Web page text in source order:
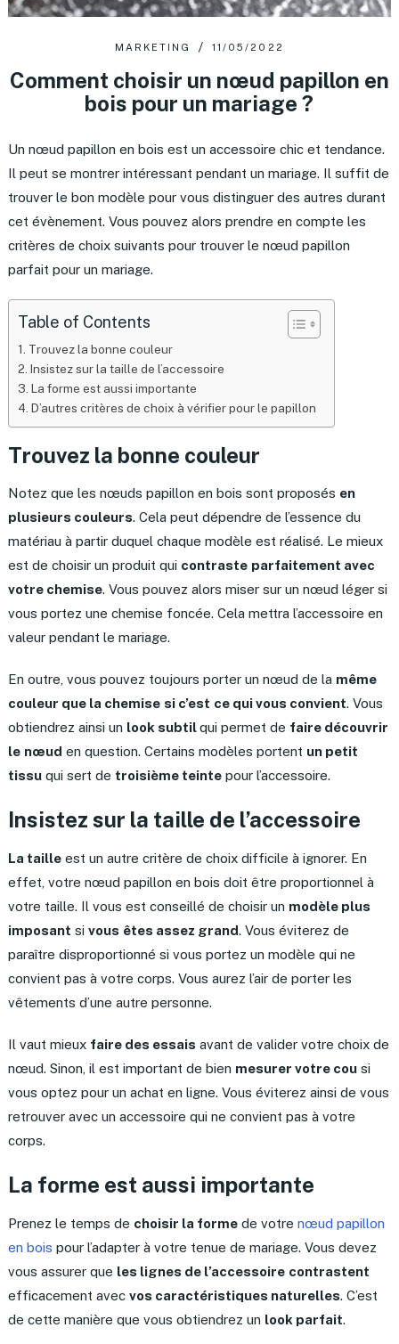
MARKETING 11/05/2022
Comment choisir un nœud papillon en
bois pour un mariage ?
Un nœud papillon en bois est un accessoire chic et tendance.
Il peut se montrer intéressant pendant un mariage. Il suffit de
trouver le bon modèle pour vous distinguer des autres durant
cet évènement. Vous pouvez alors prendre en compte les
critères de choix suivants pour trouver le nœud papillon
parfait pour un mariage.
Table of Contents
Trouvez la bonne couleur
Insistez sur la taille de l’accessoire
La forme est aussi importante
D’autres critères de choix à vérifier pour le papillon
Trouvez la bonne couleur
Notez que les nœuds papillon en bois sont proposés en
plusieurs couleurs. Cela peut dépendre de l’essence du
matériau à partir duquel chaque modèle est réalisé. Le mieux
est de choisir un produit qui contraste parfaitement avec
votre chemise. Vous pouvez alors miser sur un nœud léger si
vous portez une chemise foncée. Cela mettra l’accessoire en
valeur pendant le mariage.
En outre, vous pouvez toujours porter un nœud de la même
couleur que la chemise si c’est ce qui vous convient. Vous
obtiendrez ainsi un look subtilqui permet de faire découvrir
le nœud en question. Certains modèles portent un petit
tissuqui sert de troisième teintepour l’accessoire.
Insistez sur la taille de l’accessoire
La tailleest un autre critère de choix difficile à ignorer. En
effet, votre nœud papillon en bois doit être proportionnel à
votre taille. Il vous est conseillé de choisir un modèle plus
imposant si vous êtes assez grand. Vous éviterez de
paraître disproportionné si vous portez un modèle qui ne
convient pas à votre corps. Vous aurez l’air de porter les
vêtements d’une autre personne.
Il vaut mieux faire des essais avant de valider votre choix de
nœud. Sinon, il est important de bien mesurer votre cousi
vous optez pour un achat en ligne. Vous éviterez ainsi de vous
retrouver avec un accessoire qui ne convient pas à votre
corps.
La forme est aussi importante
Prenez le temps de choisir la formede votre nœud papillon
en bois pour l’adapter à votre tenue de mariage. Vous devez
vous assurer que les lignes de l’accessoire contrastent
efficacement avec vos caractéristiques naturelles. C’est
de cette manière que vous obtiendrez un look parfait.